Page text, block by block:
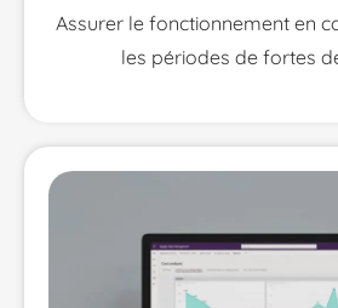
Assurer le fonctionnement en
les périodes de fortes